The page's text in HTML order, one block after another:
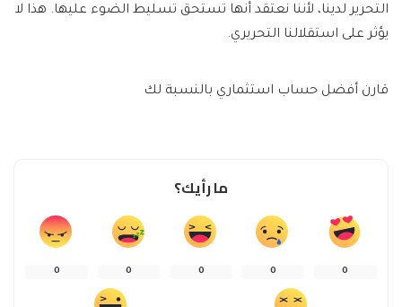
التحرير لدينا، لأننا نعتقد أنها تستحق تسليط الضوء عليها. هذا لا
يؤثر على استقلالنا التحريري.
قارن أفضل حساب استثماري بالنسبة لك
ما رأيك؟
0
0
0
0
0